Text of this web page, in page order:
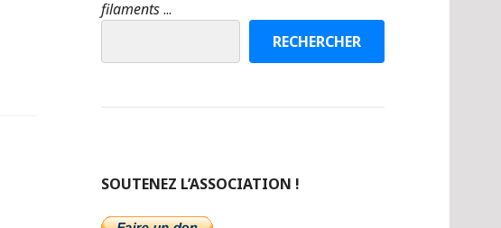
filaments...
RECHERCHER
SOUTENEZ L’ASSOCIATION !